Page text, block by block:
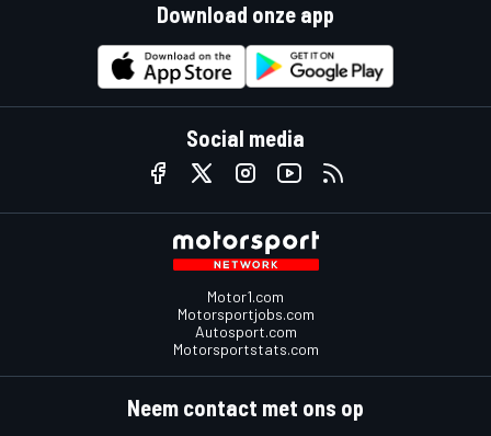
Download onze app
Social media
Motor1.com
Motorsportjobs.com
Autosport.com
Motorsportstats.com
Neem contact met ons op